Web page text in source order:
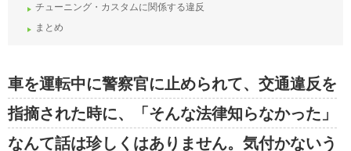
チューニング・カスタムに関係する違反
まとめ
車を運転中に警察官に止められて、交通違反を
指摘された時に、「そんな法律知らなかった」
なんて話は珍しくはありません。気付かないう